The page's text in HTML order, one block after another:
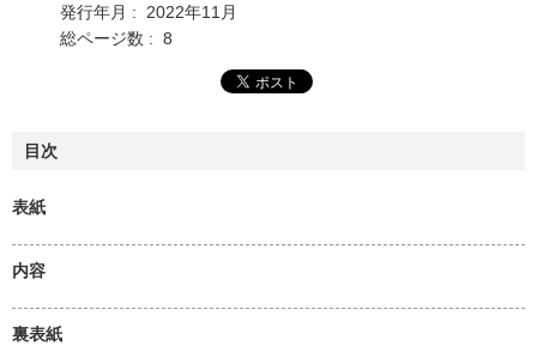
発行年月 : 2022年11月
総ページ数 : 8
目次
表紙
内容
裏表紙